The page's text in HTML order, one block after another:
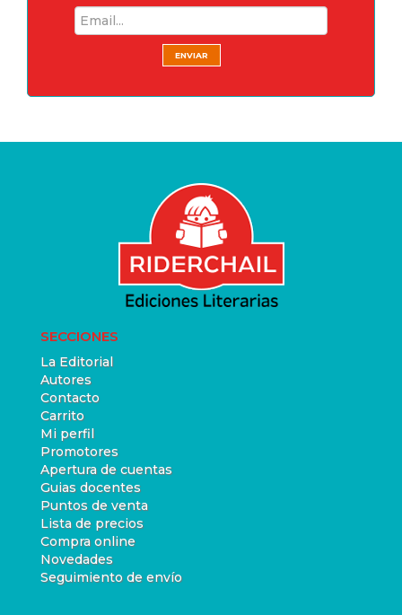
SECCIONES
La Editorial
Autores
Contacto
Carrito
Mi perfil
Promotores
Apertura de cuentas
Guias docentes
Puntos de venta
Lista de precios
Compra online
Novedades
Seguimiento de envío